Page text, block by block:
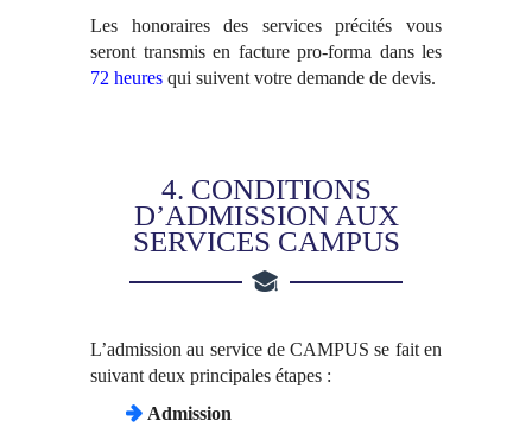
Les honoraires des services précités vous
seront transmis en facture pro-forma dans les
72 heures qui suivent votre demande de devis.
4. CONDITIONS
D’ADMISSION AUX
SERVICES CAMPUS
L’admission au service de CAMPUS se fait en
suivant deux principales étapes :
Admission